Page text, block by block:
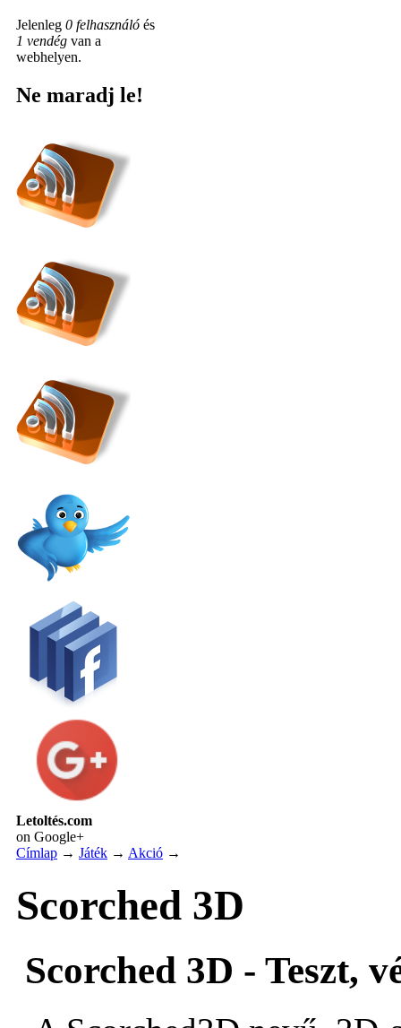
Jelenleg 0 felhasználó és
1 vendég van a
webhelyen.
Ne maradj le!
Letoltés.com
on Google+
Címlap → Játék → Akció →
Scorched 3D
Scorched 3D - Teszt,